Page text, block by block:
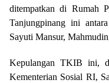
ditempatkan di Rumah
Tanjungpinang ini
Sayuti Mansur,
Kepulangan TKIB ini,
Kementerian Sosial RI,